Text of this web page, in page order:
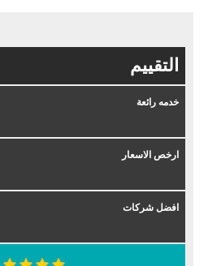
التقييم
خدمه رائعة
ارخص الاسعار
افضل شركات